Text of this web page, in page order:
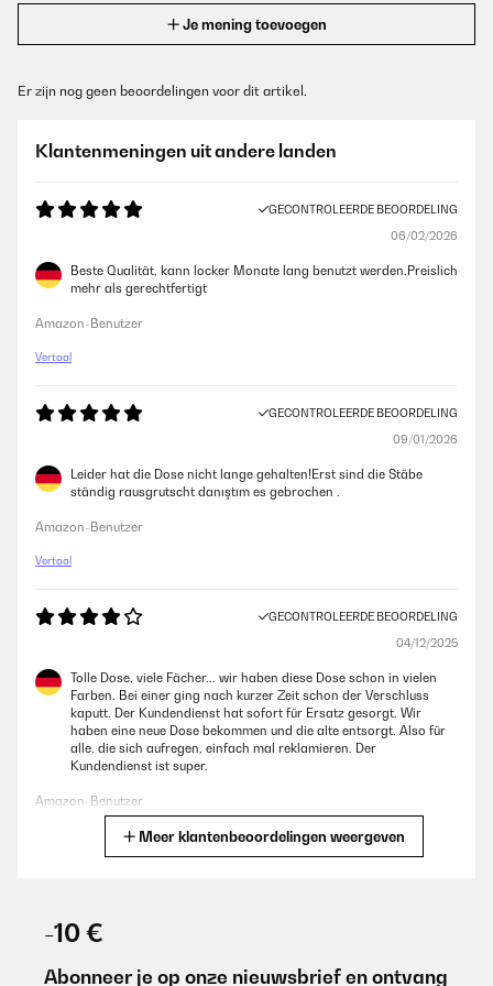
Je mening toevoegen
Er zijn nog geen beoordelingen voor dit artikel.
Klantenmeningen uit andere landen
GECONTROLEERDE BEOORDELING
06/02/2026
Beste Qualität, kann locker Monate lang benutzt werden.Preislich
mehr als gerechtfertigt
Amazon-Benutzer
Vertaal
GECONTROLEERDE BEOORDELING
09/01/2026
Leider hat die Dose nicht lange gehalten!Erst sind die Stäbe
ständig rausgrutscht danıştım es gebrochen .
Amazon-Benutzer
Vertaal
GECONTROLEERDE BEOORDELING
04/12/2025
Tolle Dose, viele Fächer... wir haben diese Dose schon in vielen
Farben. Bei einer ging nach kurzer Zeit schon der Verschluss
kaputt. Der Kundendienst hat sofort für Ersatz gesorgt. Wir
haben eine neue Dose bekommen und die alte entsorgt. Also für
alle, die sich aufregen, einfach mal reklamieren. Der
Kundendienst ist super.
Amazon-Benutzer
genügend Fächern. Leider ist bei unserer Box nach einem
Meer klantenbeoordelingen weergeven
-10 €
Abonneer je op onze nieuwsbrief en ontvang